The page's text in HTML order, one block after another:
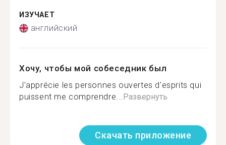
ИЗУЧАЕТ
английский
Хочу, чтобы мой собеседник был
J'apprécie les personnes ouvertes d'esprits qui
puissent me comprendre...Развернуть
Скачать приложение